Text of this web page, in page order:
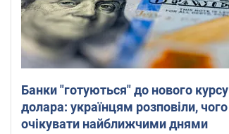
Банки "готуються" до нового курсу
долара: українцям розповіли, чого
очікувати найближчими днями